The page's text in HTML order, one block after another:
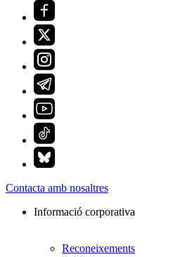
Contacta amb nosaltres
Informació corporativa
Reconeixements